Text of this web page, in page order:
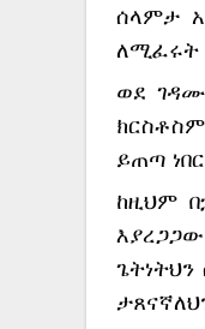
ሰላምታ
ለሚፈሩት
ወደ
ይጠጣ
ከዚህም